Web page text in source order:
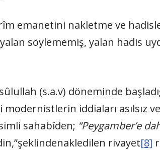
emanetini nakletme ve
söylememiş, yalan hadis
(s.a.v) döneminde
modernistlerin iddiaları asılsız
sahabîden; “Peygamber’e
rivayet[8]